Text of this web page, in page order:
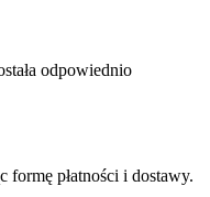
odpowiednio
płatności i dostawy.